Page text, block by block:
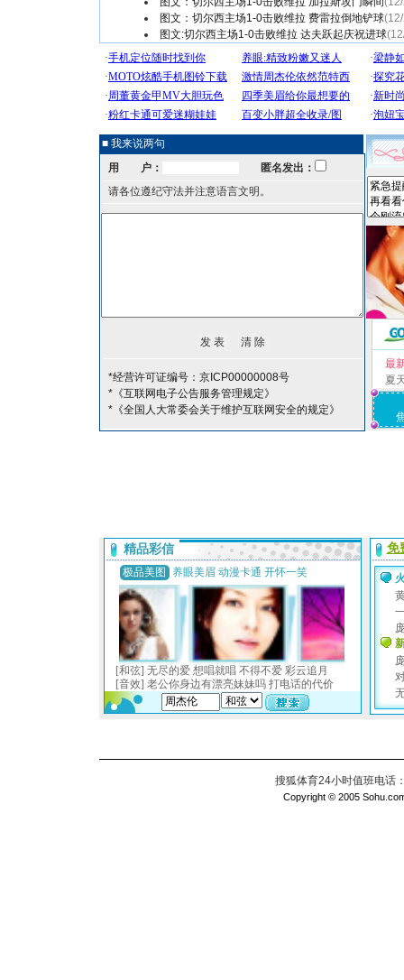
图文：切尔西主场1-0击败维拉 费雷拉倒地铲球
图文:切尔西主场1-0击败维拉 达夫跃起庆祝进球
■ 我来说两句
用 户：
匿名发出：
请各位遵纪守法并注意语言文明。
*经营许可证编号：京ICP00000008号
*《互联网电子公告服务管理规定》
*《全国人大常委会关于维护互联网安全的规定》
最
夏
搜狐体育24小时值班电话
Copyright © 2005